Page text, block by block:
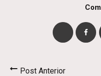
Post Anterior